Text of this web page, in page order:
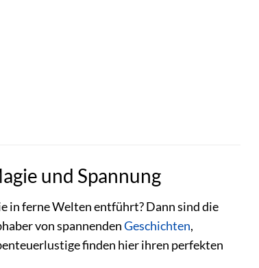
und Spannung
in ferne Welten entführt? Dann sind die
von spannendenGeschichten,
finden hier ihren perfekten